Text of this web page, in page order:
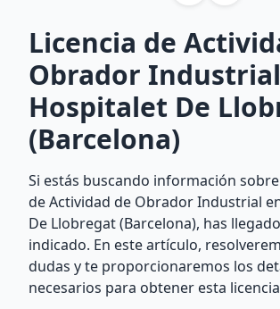
Licencia de
Obrador
Hospitalet De
(Barcelona)
Si estás buscando información
de Actividad de Obrador Industrial
De Llobregat (Barcelona), has
indicado. En este artículo,
dudas y te proporcionaremos los
necesarios para obtener esta